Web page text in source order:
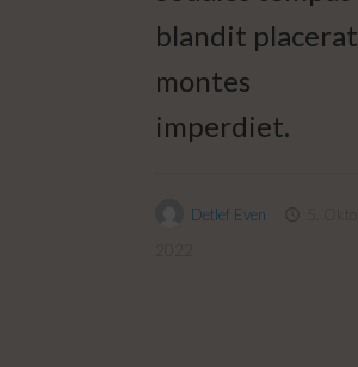
blandit placerat
montes
imperdiet.
Detlef Even